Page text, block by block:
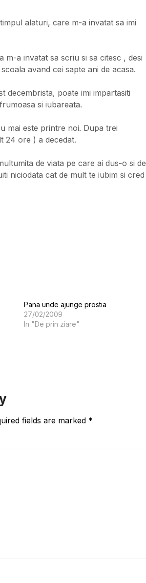
alaturi, care m-a invatat sa imi
m-a invatat sa scriu si sa citesc , desi
avand cei sapte ani de acasa.
decembrista, poate imi impartasiti
si iubareata.
mai este printre noi. Dupa trei
24 ore ) a decedat.
de viata pe care ai dus-o si de
niciodata cat de mult te iubim si cred
Pana unde ajunge prostia
27/02/2009
In "De prin ziare"
fields are marked *